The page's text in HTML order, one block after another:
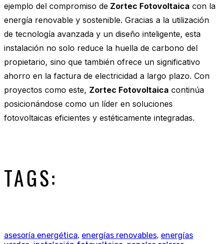
ejemplo del compromiso de Zortec Fotovoltaica con la
energía renovable y sostenible. Gracias a la utilización
de tecnología avanzada y un diseño inteligente, esta
instalación no solo reduce la huella de carbono del
propietario, sino que también ofrece un significativo
ahorro en la factura de electricidad a largo plazo. Con
proyectos como este, Zortec Fotovoltaica continúa
posicionándose como un líder en soluciones
fotovoltaicas eficientes y estéticamente integradas.
TAGS:
asesoría energética, energías renovables, energías